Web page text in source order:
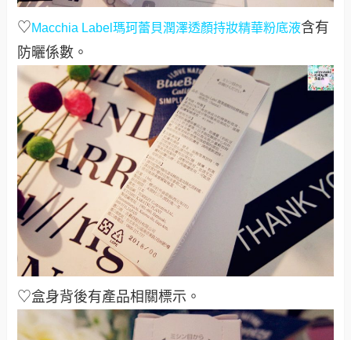
♡Macchia Label瑪珂蕾貝潤澤透顏持妝精華粉底液含有
防曬係數。
♡盒身背後有產品相關標示。